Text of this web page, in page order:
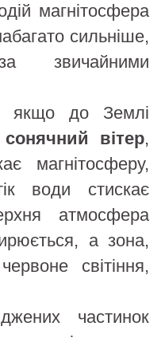
магнітосфера
сильніше,
звичайними
якщо до Землі
вітер,
магнітосферу,
води стискає
атмосфера
а зона,
світіння,
частинок